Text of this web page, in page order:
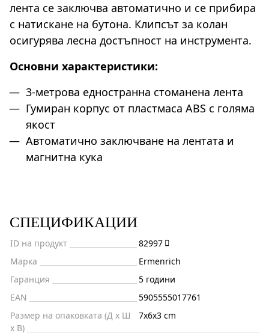
лента се заключва автоматично и се прибира
с натискане на бутона. Клипсът за колан
осигурява лесна достъпност на инструмента.
Основни характеристики:
3-метрова едностранна стоманена лента
Гумиран корпус от пластмаса ABS с голяма
якост
Автоматично заключване на лентата и
магнитна кука
СПЕЦИФИКАЦИИ
ID на продукт
82997
Марка
Ermenrich
Гаранция
5 години
EAN
5905555017761
Размер на опаковката (Д x Ш
x В)
7x6x3 cm